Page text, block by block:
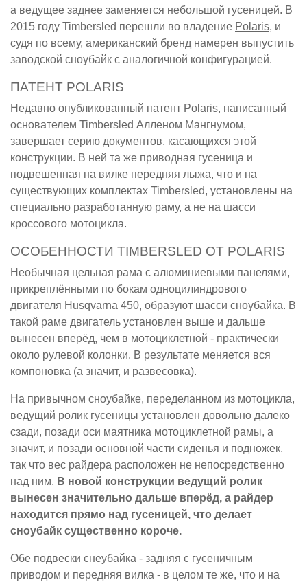
а ведущее заднее заменяется небольшой гусеницей. В
2015 году Timbersled перешли во владение Polaris, и
судя по всему, американский бренд намерен выпустить
заводской сноубайк с аналогичной конфигурацией.
ПАТЕНТ POLARIS
Недавно опубликованный патент Polaris, написанный
основателем Timbersled Алленом Мангнумом,
завершает серию документов, касающихся этой
конструкции. В ней та же приводная гусеница и
подвешенная на вилке передняя лыжа, что и на
существующих комплектах Timbersled, установлены на
специально разработанную раму, а не на шасси
кроссового мотоцикла.
ОСОБЕННОСТИ TIMBERSLED ОТ POLARIS
Необычная цельная рама с алюминиевыми панелями,
прикреплёнными по бокам одноцилиндрового
двигателя Husqvarna 450, образуют шасси сноубайка. В
такой раме двигатель установлен выше и дальше
вынесен вперёд, чем в мотоциклетной - практически
около рулевой колонки. В результате меняется вся
компоновка (а значит, и развесовка).
На привычном сноубайке, переделанном из мотоцикла,
ведущий ролик гусеницы установлен довольно далеко
сзади, позади оси маятника мотоциклетной рамы, а
значит, и позади основной части сиденья и подножек,
так что вес райдера расположен не непосредственно
над ним. В новой конструкции ведущий ролик
вынесен значительно дальше вперёд, а райдер
находится прямо над гусеницей, что делает
сноубайк существенно короче.
Обе подвески снеубайка - задняя с гусеничным
приводом и передняя вилка - в целом те же, что и на